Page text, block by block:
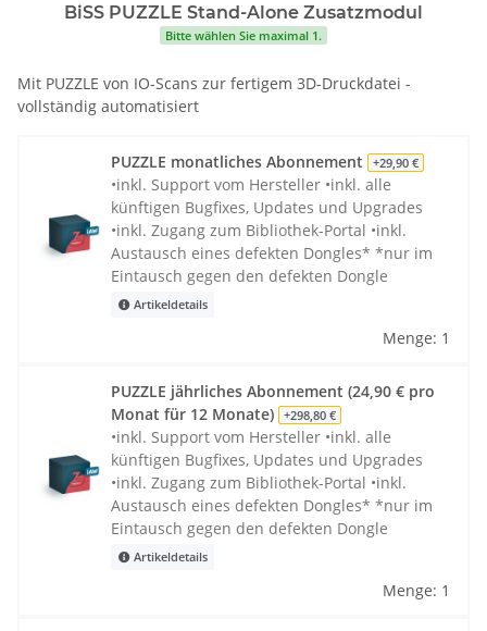
BiSS PUZZLE Stand-Alone Zusatzmodul
Bitte wählen Sie maximal 1.
Mit PUZZLE von IO-Scans zur fertigem 3D-Druckdatei -
vollständig automatisiert
PUZZLE monatliches Abonnement +29,90 €
•inkl. Support vom Hersteller •inkl. alle
künftigen Bugfixes, Updates und Upgrades
•inkl. Zugang zum Bibliothek-Portal •inkl.
Austausch eines defekten Dongles* *nur im
Eintausch gegen den defekten Dongle
Artikeldetails
Menge: 1
PUZZLE jährliches Abonnement (24,90 € pro
Monat für 12 Monate)
+298,80 €
•inkl. Support vom Hersteller •inkl. alle
künftigen Bugfixes, Updates und Upgrades
•inkl. Zugang zum Bibliothek-Portal •inkl.
Austausch eines defekten Dongles* *nur im
Eintausch gegen den defekten Dongle
Artikeldetails
Menge: 1